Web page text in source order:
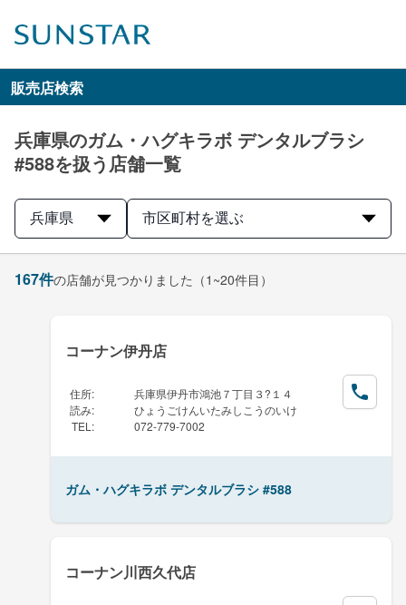
販売店検索
兵庫県のガム・ハグキラボ デンタルブラシ
#588を扱う店舗一覧
兵庫県 市区町村を選ぶ
167件の店舗が見つかりました （1~20件目）
コーナン伊丹店
住所:
兵庫県伊丹市鴻池７丁目３?１４
読み:
ひょうごけんいたみしこうのいけ
TEL : 072-779-7002
ガム・ハグキラボ デンタルブラシ #588
コーナン川西久代店